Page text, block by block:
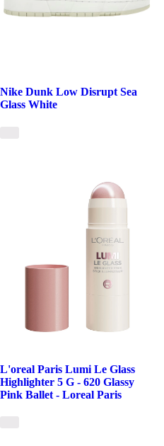
Nike Dunk Low Disrupt Sea
Glass White
L'oreal Paris Lumi Le Glass
Highlighter 5 G - 620 Glassy
Pink Ballet - Loreal Paris